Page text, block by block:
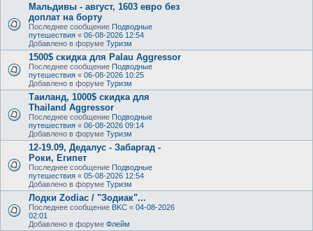
Мальдивы - август, 1603 евро без
доплат на борту
Последнее сообщение Подводные
путешествия « 06-08-2026 12:54
Добавлено в форуме Туризм
1500$ скидка для Palau Aggressor
Последнее сообщение Подводные
путешествия « 06-08-2026 10:25
Добавлено в форуме Туризм
Таиланд, 1000$ скидка для
Thailand Aggressor
Последнее сообщение Подводные
путешествия « 06-08-2026 09:14
Добавлено в форуме Туризм
12-19.09, Дедалус - Забаргад -
Роки, Египет
Последнее сообщение Подводные
путешествия « 05-08-2026 12:54
Добавлено в форуме Туризм
Лодки Zodiac / "Зодиак"...
Последнее сообщение BKC « 04-08-2026
02:01
Добавлено в форуме Флейм